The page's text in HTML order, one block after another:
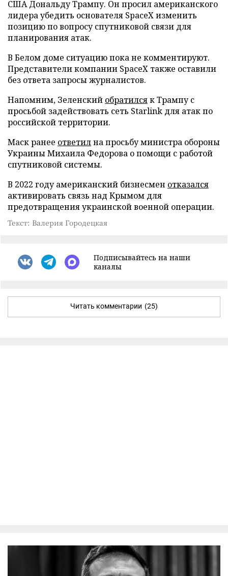
США Дональду Трампу. Он просил американского
лидера убедить основателя SpaceX изменить
позицию по вопросу спутниковой связи для
планирования атак.
В Белом доме ситуацию пока не комментируют.
Представители компании SpaceX также оставили
без ответа запросы журналистов.
Напомним, Зеленский обратилсяк Трампу с
просьбой задействовать сеть Starlink для атак по
российской территории.
Маск ранее ответилна просьбу министра обороны
Украины Михаила Федорова о помощи с работой
спутниковой системы.
В 2022 году американский бизнесмен отказался
активировать связь над Крымом для
предотвращения украинской военной операции.
Текст: Валерия Городецкая
Подписывайтесь на наши
каналы
Читать комментарии (25)